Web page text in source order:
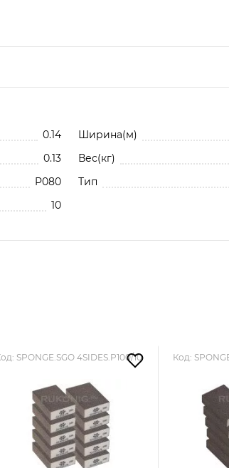
0.14 Ширина(м)
0.13 Вес(кг)
P080 Тип
10
4SIDES.P80/10
SPONGE.SGO 4SIDES.P100/10 Код: